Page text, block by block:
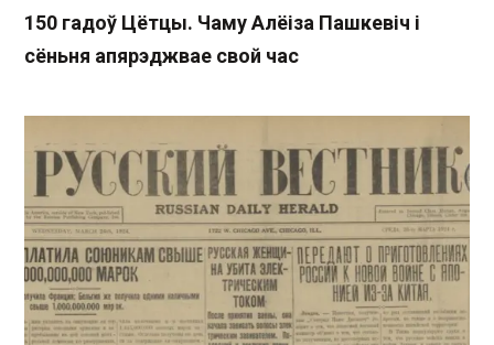
150 гадоў Цётцы. Чаму Алёіза Пашкевіч і
сёньня апярэджвае свой час